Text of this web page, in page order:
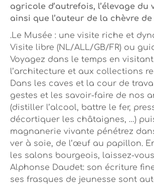
agricole d’autrefois, l’élevage du
ainsi que l’auteur de la chèvre de
.Le Musée : une visite riche et
Visite libre (NL/ALL/GB/FR) ou
Voyagez dans le temps en
l’architecture et aux collections
Dans les caves et la cour de
gestes et les savoir-faire de nos
(distiller l’alcool, battre le fer,
décortiquer les châtaignes, …)
magnanerie vivante pénétrez
ver à soie, de l’œuf au papillon.
les salons bourgeois, laissez-
Alphonse Daudet: son écriture
ses frasques de jeunesse sont